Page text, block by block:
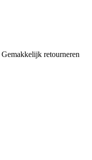
Gemakkelijk retourneren